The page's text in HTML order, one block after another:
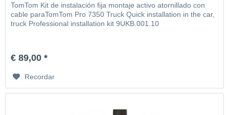
TomTom Kit de instalación fija montaje activo atornillado con
cable paraTomTom Pro 7350 Truck Quick installation in the car,
truck Professional installation kit 9UKB.001.10
€ 89,00 *
Recordar